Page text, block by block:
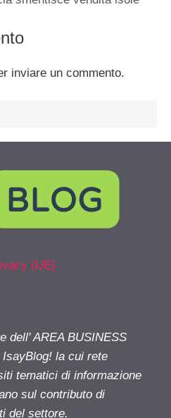
inviare un commento.
(UE)
dell' AREA BUSINESS
la cui rete
tematici di informazione
sul contributo di
del settore.